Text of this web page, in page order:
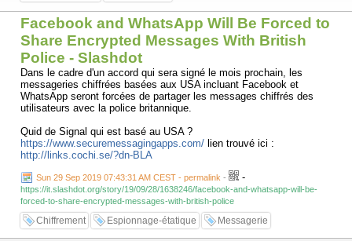
Facebook and WhatsApp Will Be Forced to
Share Encrypted Messages With British
Police - Slashdot
Dans le cadre d'un accord qui sera signé le mois prochain, les
messageries chiffrées basées aux USA incluant Facebook et
WhatsApp seront forcées de partager les messages chiffrés des
utilisateurs avec la police britannique.
Quid de Signal qui est basé au USA ?
https://www.securemessagingapps.com/ lien trouvé ici :
http://links.cochi.se/?dn-BLA
Sun 29 Sep 2019 07:43:31 AM CEST - permalink - -
https://it.slashdot.org/story/19/09/28/1638246/facebook-and-whatsapp-will-be-
forced-to-share-encrypted-messages-with-british-police
Chiffrement Espionnage-étatique Messagerie